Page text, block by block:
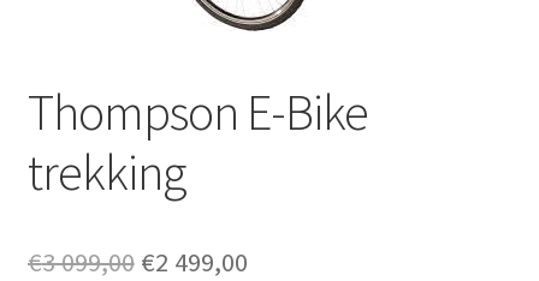
inruilofferte upway
Onze winkel en werkplaats
Thompson E-Bike
trekking
€3 099,00 Oorspronkelijke
€2 499,00Huidige